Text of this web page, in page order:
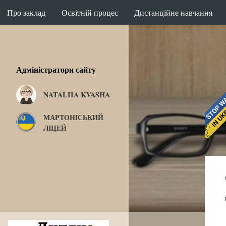
б
Адміністратори сайту
NATALIIA KVASHA
МАРТОНІСЬКИЙ
ЛІЦЕЙ
Про заклад Освітній процес Дистанційне навчання